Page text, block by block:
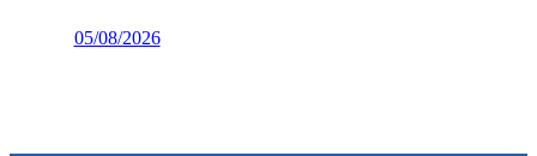
05/08/2026